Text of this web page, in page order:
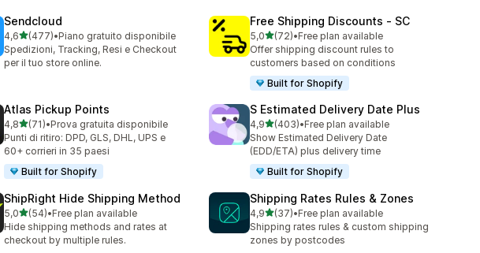
Sendcloud
4,6stelle su 5
(477)
477 recensioni totali
•Piano gratuito disponibile
Spedizioni, Tracking, Resi e Checkout
per il tuo store online.
Free Shipping Discounts ‑ SC
5,0stelle su 5
(72)
72 recensioni totali
•Free plan available
Offer shipping discount rules to
customers based on conditions
Built for Shopify
Atlas Pickup Points
4,8stelle su 5
(71)
71 recensioni totali
•Prova gratuita disponibile
Punti di ritiro: DPD, GLS, DHL, UPS e
60+ corrieri in 35 paesi
Built for Shopify
S Estimated Delivery Date Plus
4,9stelle su 5
(403)
403 recensioni totali
•Free plan available
Show Estimated Delivery Date
(EDD/ETA) plus delivery time
Built for Shopify
ShipRight Hide Shipping Method
5,0stelle su 5
(54)
54 recensioni totali
•Free plan available
Hide shipping methods and rates at
checkout by multiple rules.
Shipping Rates Rules & Zones
4,9stelle su 5
(37)
37 recensioni totali
•Free plan available
Shipping rates rules & custom shipping
zones by postcodes